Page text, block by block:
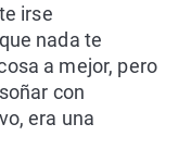
irse
nada te
a mejor, pero
con
era una